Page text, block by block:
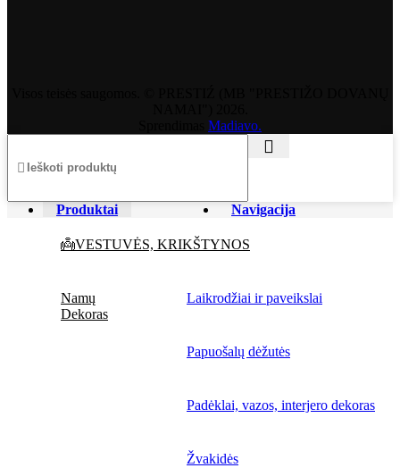
Madiavo.
Navigacija
Produktai
👼VESTUVĖS, KRIKŠTYNOS
Namų
Dekoras
Laikrodžiai ir paveikslai
Papuošalų dėžutės
Padėklai, vazos, interjero dekoras
Žvakidės